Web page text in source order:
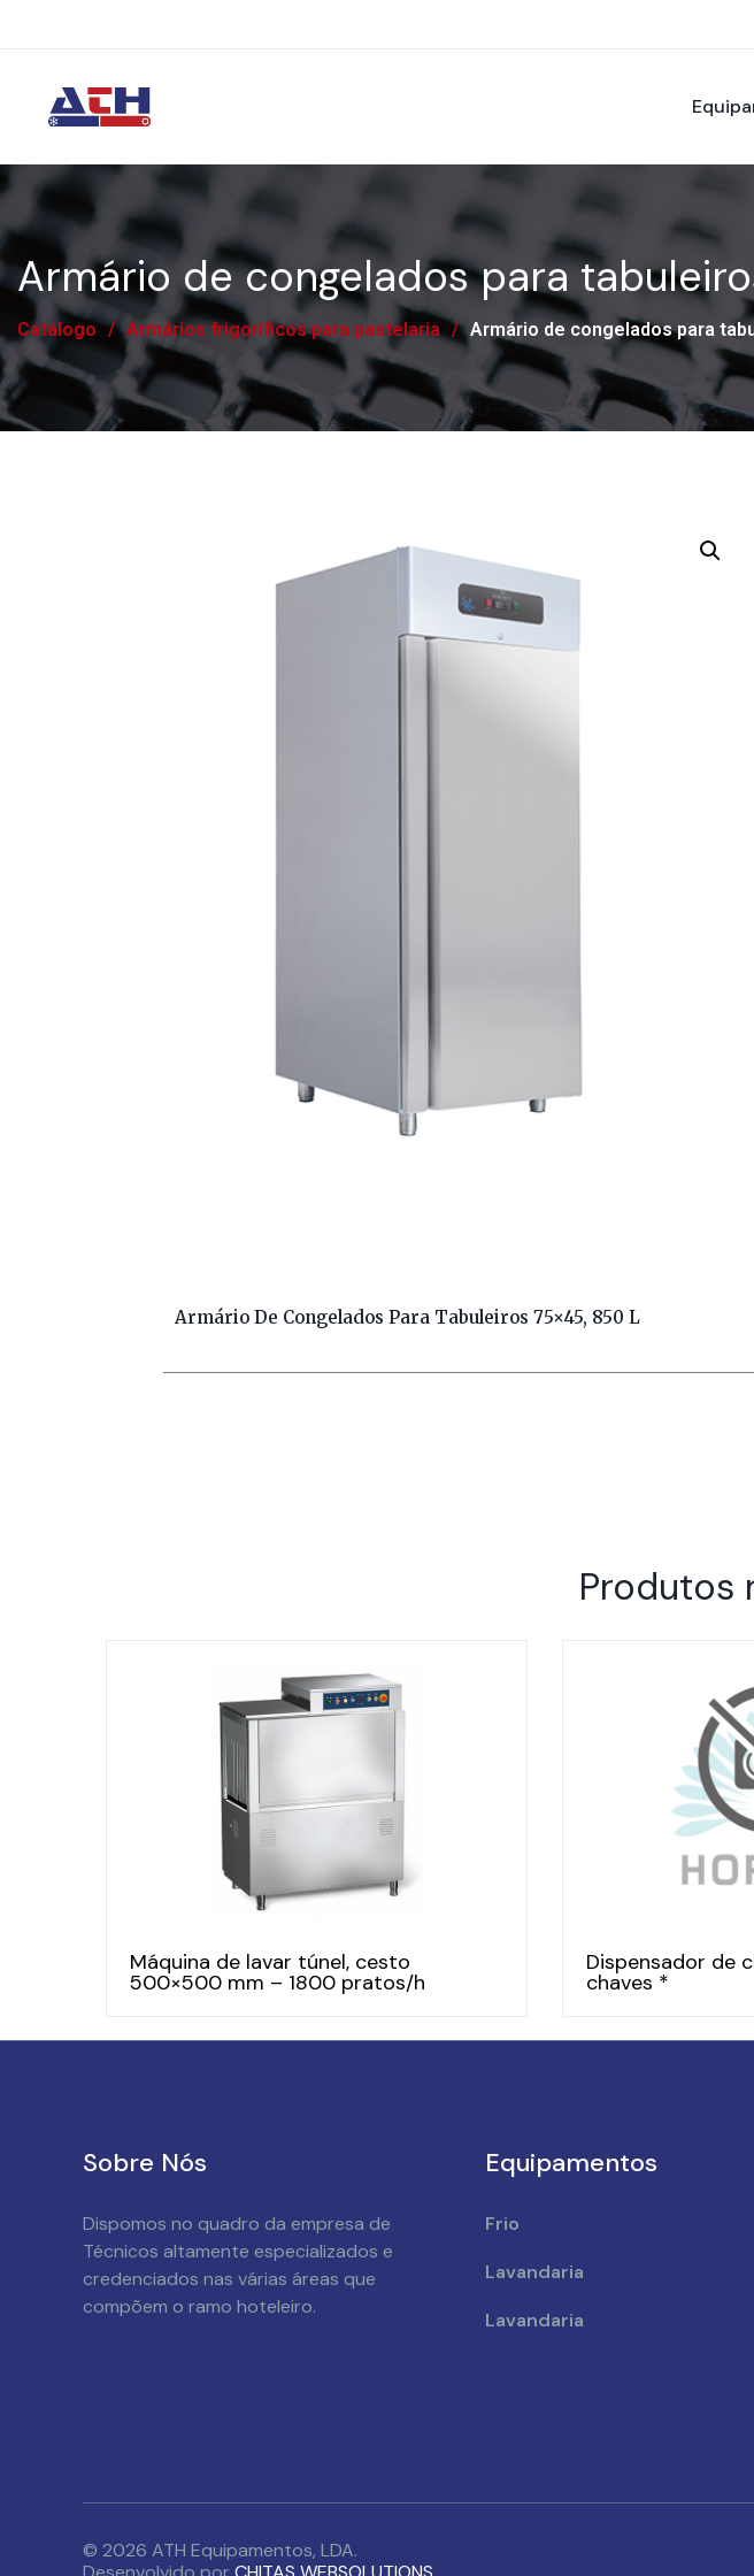
Armário de congelados para
Catálogo / Armários frigoríficos para pastelaria / Armário de congelados para
Armário De Congelados Para Tabuleiros 75×45, 850 L
Produtos
Máquina de lavar túnel, cesto
500×500 mm – 1800 pratos/h
Dispensador de
chaves *
Sobre Nós
Dispomos no quadro da empresa de
Técnicos altamente especializados e
credenciados nas várias áreas que
compõem o ramo hoteleiro.
Equipamentos
Frio
Lavandaria
Lavandaria
© 2026 ATH Equipamentos, LDA.